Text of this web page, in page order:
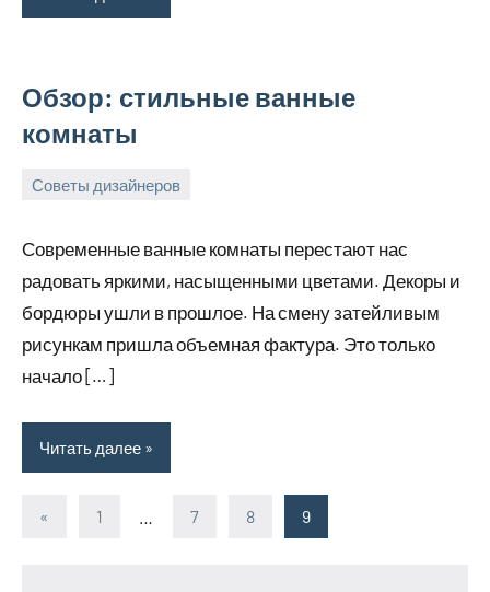
Обзор: стильные ванные
комнаты
Советы дизайнеров
2022
Современные ванные комнаты перестают нас
радовать яркими, насыщенными цветами. Декоры и
бордюры ушли в прошлое. На смену затейливым
рисункам пришла объемная фактура. Это только
начало […]
Читать далее
«
Предыдущие
1 7 8 9